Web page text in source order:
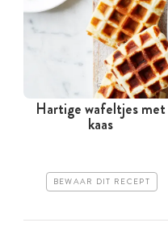
Hartige wafeltjes met
kaas
BEWAAR DIT RECEPT